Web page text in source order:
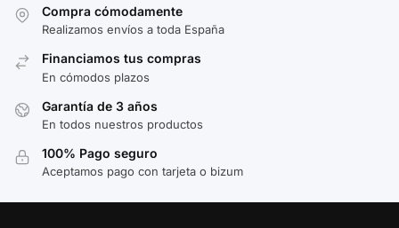
Compra cómodamente
Realizamos envíos a toda España
Financiamos tus compras
En cómodos plazos
Garantía de 3 años
En todos nuestros productos
100% Pago seguro
Aceptamos pago con tarjeta o bizum